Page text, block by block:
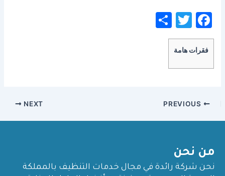
F
a
c
e
o
o
T
w
itt
er
فقرات هامة
NEXT
من نحن
نحن شركة رائدة في مجال خدمات التنظيف بالمملكة